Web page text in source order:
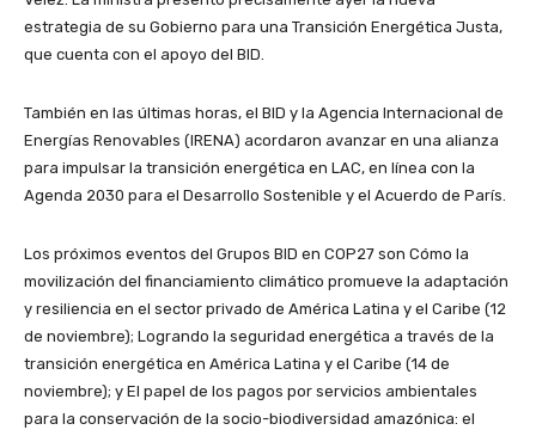
estrategia de su Gobierno para una Transición Energética Justa,
que cuenta con el apoyo del BID.
También en las últimas horas, el BID y la Agencia Internacional de
Energías Renovables (IRENA) acordaron avanzar en una alianza
para impulsar la transición energética en LAC, en línea con la
Agenda 2030 para el Desarrollo Sostenible y el Acuerdo de París.
Los próximos eventos del Grupos BID en COP27 son Cómo la
movilización del financiamiento climático promueve la adaptación
y resiliencia en el sector privado de América Latina y el Caribe (12
de noviembre); Logrando la seguridad energética a través de la
transición energética en América Latina y el Caribe (14 de
noviembre); y El papel de los pagos por servicios ambientales
para la conservación de la socio-biodiversidad amazónica: el